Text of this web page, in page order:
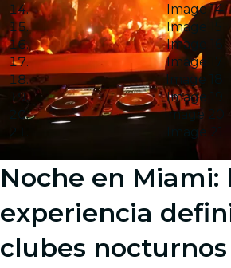
Image 14
Image 15
Image 16
Image 17
Image 18
Image 19
Image 20
Image 21
Noche en Miami:
experiencia
clubes nocturnos